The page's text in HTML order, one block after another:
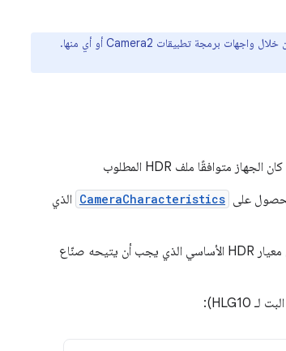
على CameraCharacteristics الذي
تتحقّق الخطوات التالية مما إذا كان الجهاز متوافقًا مع HLG10. تقنية HLG10 هي معيار HDR الأساسي الذي يجب أن يتيحه صنّاع